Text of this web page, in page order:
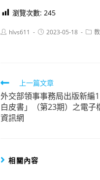
瀏覽次數: 245
Posthlvs611
Post2023-05-18
Post
Read
more
articles
上一篇文章
外交部領事事務局出版新編
白皮書」（第23期）之電子
資訊網
相關內容